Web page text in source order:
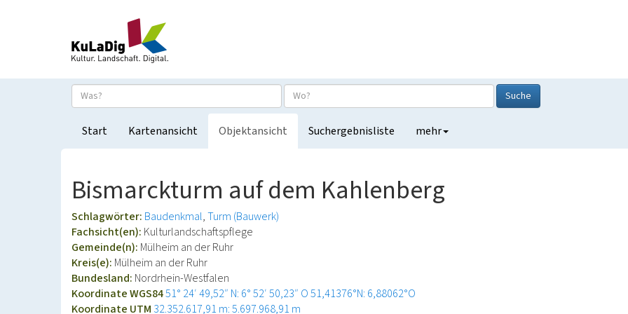
Suche
Start Kartenansicht Objektansicht Suchergebnisliste mehr
Bismarckturm auf dem Kahlenberg
Schlagwörter: Baudenkmal Turm (Bauwerk)
Fachsicht(en): Kulturlandschaftspflege
Gemeinde(n): Mülheim an der Ruhr
Kreis(e): Mülheim an der Ruhr
Bundesland: Nordrhein-Westfalen
Koordinate WGS8451° 24′ 49,52″ N: 6° 52′ 50,23″ O51,41376°N: 6,88062°O
Koordinate UTM 32.352.617,91 m: 5.697.968,91 m